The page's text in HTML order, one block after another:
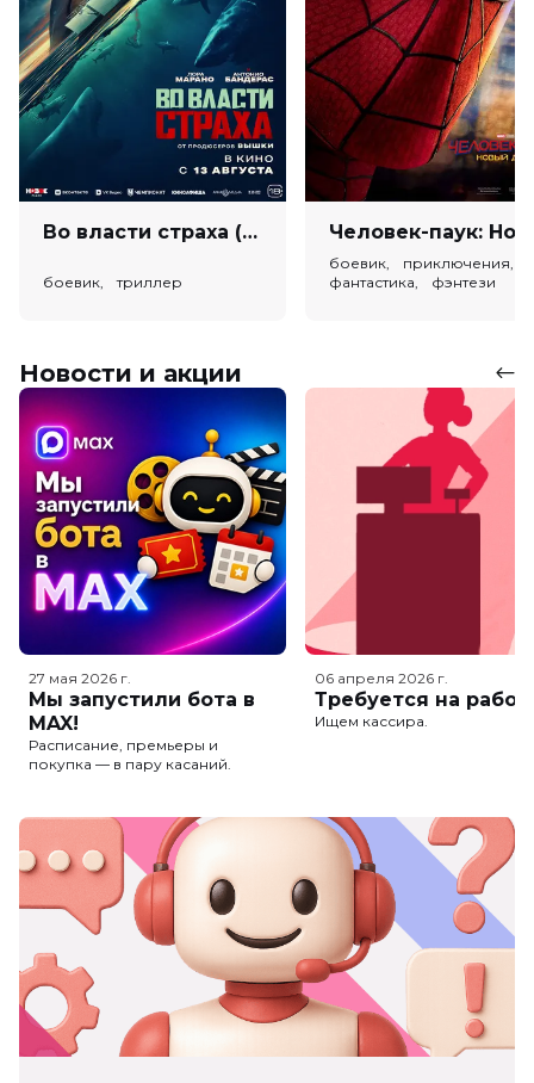
Во власти страха (18+)
боевик, триллер
боевик, приключения,
фантастика, фэнтези
Новости и акции
27 мая 2026 г.
Мы запустили бота в
MAX!
Расписание, премьеры и
покупка — в пару касаний.
06 апреля 2026 г.
Требуется на
Ищем кассира.